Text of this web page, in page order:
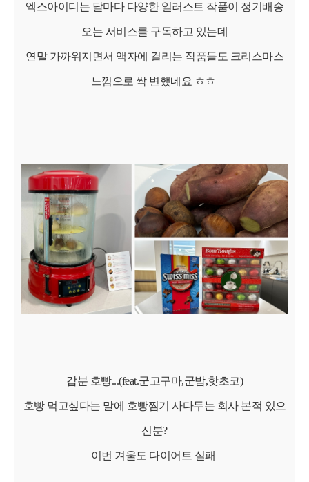
엑스아이디는 달마다 다양한 일러스트 작품이 정기배송
오는 서비스를 구독하고 있는데
연말 가까워지면서 액자에 걸리는 작품들도 크리스마스
느낌으로 싹 변했네요 ㅎㅎ
갑분 호빵...(feat.군고구마,군밤,핫초코)
호빵 먹고싶다는 말에 호빵찜기 사다두는 회사 본적 있으
신분?
이번 겨울도 다이어트 실패